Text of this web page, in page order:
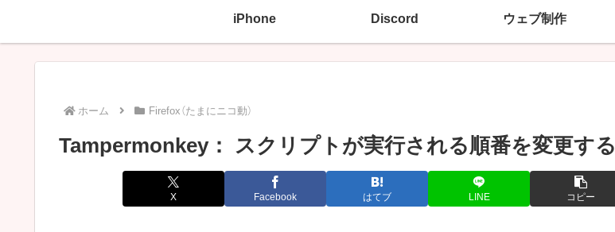
iPhone Discord ウェブ制作
ホーム Firefox（たまにニコ動）
Tampermonkey： スクリプトが実行される順番を変更する
X Facebook はてブ LINE コピー